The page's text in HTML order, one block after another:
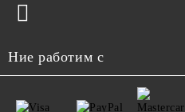
Ние работим с